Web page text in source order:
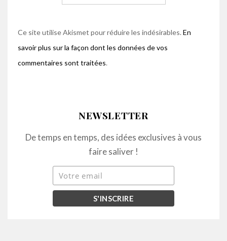
Ce site utilise Akismet pour réduire les indésirables. En
savoir plus sur la façon dont les données de vos
commentaires sont traitées.
NEWSLETTER
De temps en temps, des idées exclusives à vous
faire saliver !